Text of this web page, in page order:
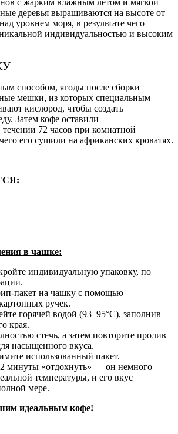
деревья выращиваются на высоте от
уровнем моря, в результате чего
индивидуальностью и высоким
способом, ягоды после сборки
мешки, из которых специальным
кислород, чтобы создать
Затем кофе оставили
течении 72 часов при комнатной
его сушили на африканских кроватях.
в чашке:
индивидуальную упаковку, по
пакет на чашку с помощью
ручек.
горячей водой (93–95°C), заполнив
края.
стечь, а затем повторите пролив
насыщенного вкуса.
использованный пакет.
минуты «отдохнуть» — он немного
температуры, и его вкус
мере.
идеальным кофе!